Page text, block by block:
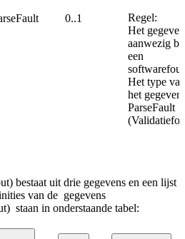
0..1
Regel:
Het
aanwezig bij
een
Het type van
het gegeven
ParseFault
bestaat uit drie gegevens en een lijst
van de gegevens
staan in onderstaande tabel: